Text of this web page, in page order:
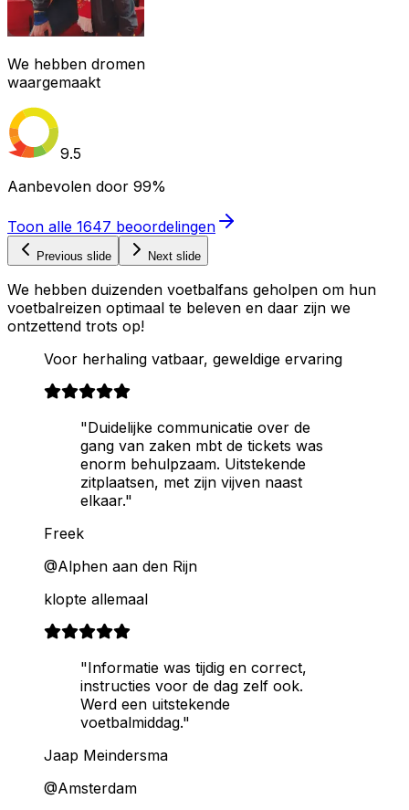
We hebben dromen
waargemaakt
9.5
Aanbevolen door 99%
Toon alle 1647 beoordelingen
Previous slide Next slide
We hebben duizenden voetbalfans geholpen om hun
voetbalreizen optimaal te beleven en daar zijn we
ontzettend trots op!
Voor herhaling vatbaar, geweldige ervaring
"Duidelijke communicatie over de
gang van zaken mbt de tickets was
enorm behulpzaam. Uitstekende
zitplaatsen, met zijn vijven naast
elkaar."
Freek
@Alphen aan den Rijn
klopte allemaal
"Informatie was tijdig en correct,
instructies voor de dag zelf ook.
Werd een uitstekende
voetbalmiddag."
Jaap Meindersma
@Amsterdam